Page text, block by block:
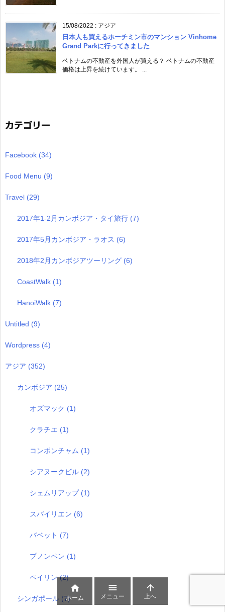
15/08/2022 : アジア
日本人も買えるホーチミン市のマンション Vinhome
Grand Parkに行ってきました
ベトナムの不動産を外国人が買える？ ベトナムの不動産
価格は上昇を続けています。 ...
カテゴリー
Facebook (34)
Food Menu (9)
Travel (29)
2017年1-2月カンボジア・タイ旅行 (7)
2017年5月カンボジア・ラオス (6)
2018年2月カンボジアツーリング (6)
CoastWalk (1)
HanoiWalk (7)
Untitled (9)
Wordpress (4)
アジア (352)
カンボジア (25)
オズマック (1)
クラチエ (1)
コンポンチャム (1)
シアヌークビル (2)
シェムリアップ (1)
スバイリエン (6)
バベット (7)
プノンペン (1)
ペイリン(2)
シンガポール (7)

ホーム

メニュー

上へ